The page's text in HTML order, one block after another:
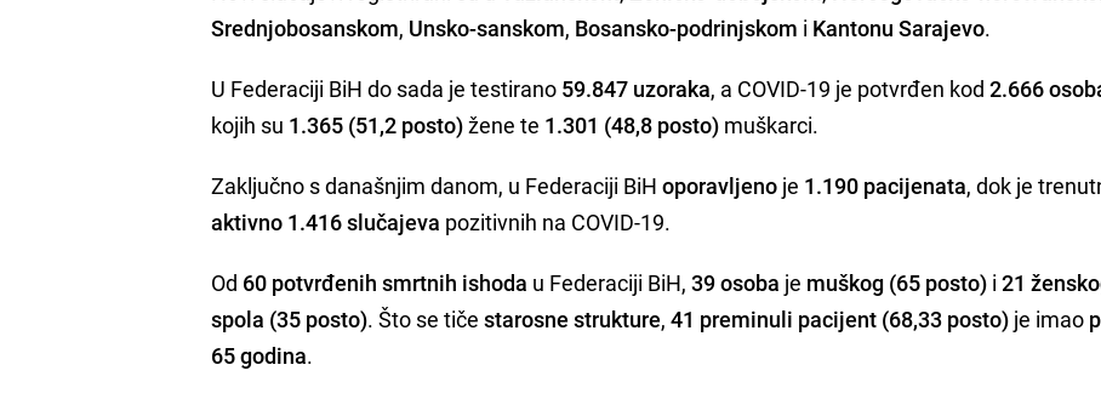
Srednjobosanskom, Unsko-sanskom, Bosansko-podrinjskom i Kantonu Sarajevo.
U Federaciji BiH do sada je testirano 59.847 uzoraka, a COVID-19 je potvrđen kod2.666
kojih su 1.365 (51,2 posto)žene te 1.301 (48,8 posto) muškarci.
Zaključno s današnjim danom, u Federaciji BiHoporavljeno je 1.190 pacijenata, dok je
aktivno 1.416 slučajeva pozitivnih na COVID-19.
Od 60 potvrđenih smrtnih ishoda u Federaciji BiH,39osoba je muškog (65 posto) i21
spola (35 posto). Što se tičestarosne strukture,41 preminuli pacijent (68,33 posto) je imao
65 godina.